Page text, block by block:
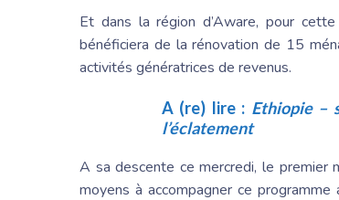
Et dans la région d’Aware, pour
bénéficiera de la rénovation de 15
activités génératrices de revenus.
A (re) lire : Ethiopie –
l’éclatement
A sa descente ce mercredi, le premier
moyens à accompagner ce